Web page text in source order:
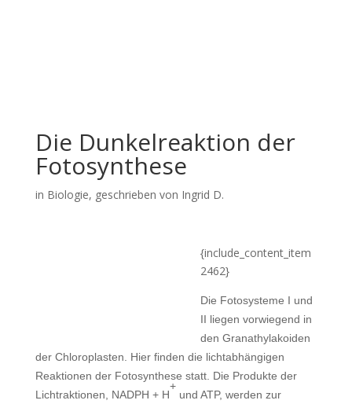
Die Dunkelreaktion der
Fotosynthese
in Biologie, geschrieben von Ingrid D.
{include_content_item
2462}
Die Fotosysteme I und
II liegen vorwiegend in
den Granathylakoiden
der Chloroplasten. Hier finden die lichtabhängigen
Reaktionen der Fotosynthese statt. Die Produkte der
Lichtraktionen, NADPH + H
+
und ATP, werden zur